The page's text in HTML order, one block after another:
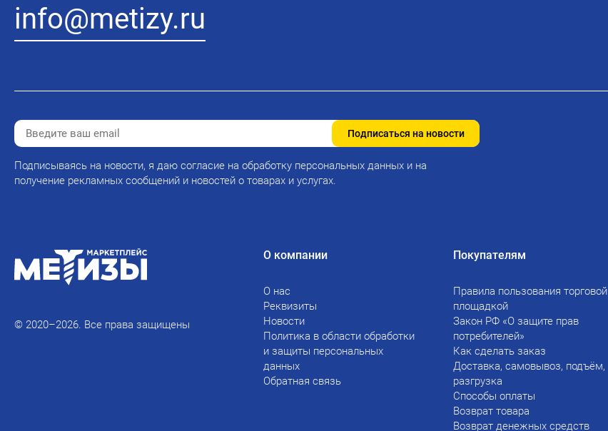
info@metizy.ru
Подписаться на новости
Подписываясь на новости, я даю согласие на обработку персональных данных и на
получение рекламных сообщений и новостей о товарах и услугах.
© 2020–2026. Все права защищены
О компании
О нас
Реквизиты
Новости
Политика в области обработки
и защиты персональных
данных
Обратная связь
Покупателям
Правила пользования торговой
площадкой
Закон РФ «О защите прав
потребителей»
Как сделать заказ
Доставка, самовывоз, подъём,
разгрузка
Способы оплаты
Возврат товара
Возврат денежных средств